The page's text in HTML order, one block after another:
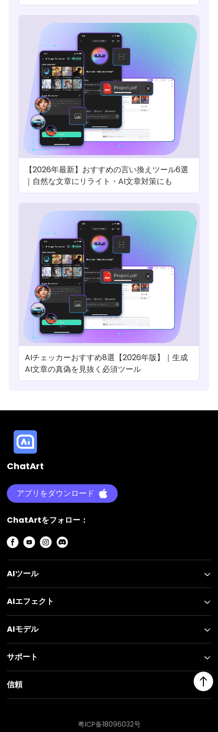
【2026年最新】おすすめの言い換えツール6選
｜自然な文章にリライト・AI文章対策にも
AIチェッカーおすすめ8選【2026年版】｜生成
AI文章の真偽を見抜く必須ツール
ChatArt
アプリをダウンロード
ChatArtをフォロー：
AIツール
AIエフェクト
AIモデル
サポート
信頼
粤ICP备18096032号